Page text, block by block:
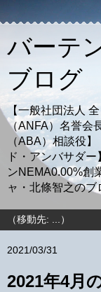
バーテ
ブログ
【一般社団法人
（ANFA）名誉会
（ABA）相談役
ド・アンバサダ
ンNEMA0.00%創
ャ・北條智之のブ
2021/03/31
2021年4月